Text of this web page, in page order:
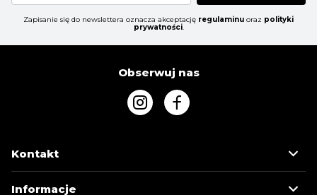
Zapisanie się do newslettera oznacza akceptację regulaminu oraz polityki
prywatności.
Obserwuj nas
Kontakt
Informacje